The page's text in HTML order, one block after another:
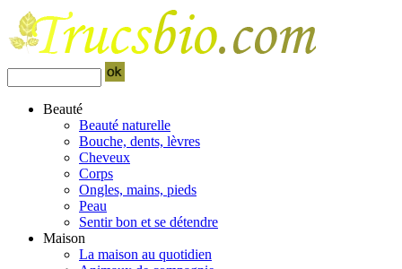
Beauté
Beauté naturelle
Bouche, dents, lèvres
Cheveux
Corps
Ongles, mains, pieds
Peau
Sentir bon et se détendre
Maison
La maison au quotidien